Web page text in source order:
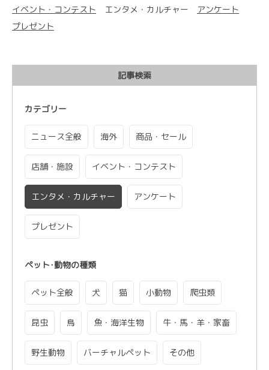
イベント・コンテスト エンタメ・カルチャー
アンケート
プレゼント
記事検索
カテゴリー
ニュース全般 海外 商品・セール
店舗・施設 イベント・コンテスト
エンタメ・カルチャー アンケート
プレゼント
ペット･動物の種類
ペット全般 犬 猫 小動物 爬虫類
昆虫 鳥 魚・海洋生物 牛・馬・羊・家畜
野生動物 バーチャルペット その他